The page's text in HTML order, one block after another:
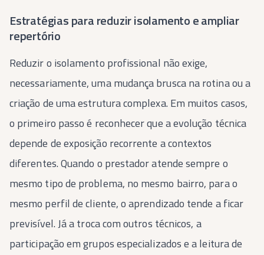
Estratégias para reduzir isolamento e ampliar
repertório
Reduzir o isolamento profissional não exige,
necessariamente, uma mudança brusca na rotina ou a
criação de uma estrutura complexa. Em muitos casos,
o primeiro passo é reconhecer que a evolução técnica
depende de exposição recorrente a contextos
diferentes. Quando o prestador atende sempre o
mesmo tipo de problema, no mesmo bairro, para o
mesmo perfil de cliente, o aprendizado tende a ficar
previsível. Já a troca com outros técnicos, a
participação em grupos especializados e a leitura de